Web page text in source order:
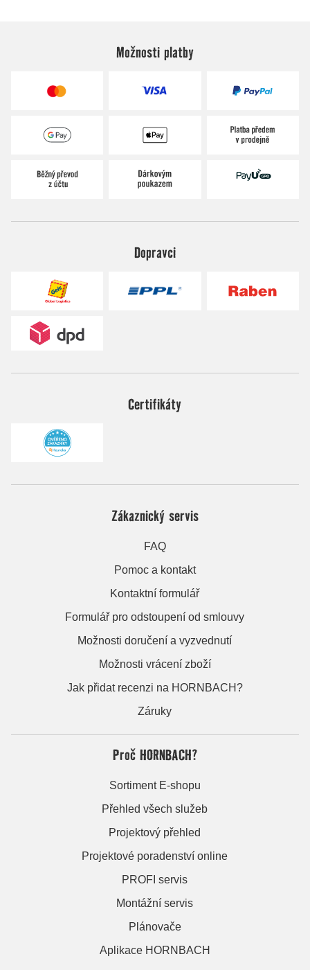
Možnosti platby
Dopravci
Certifikáty
Zákaznický servis
FAQ
Pomoc a kontakt
Kontaktní formulář
Formulář pro odstoupení od smlouvy
Možnosti doručení a vyzvednutí
Možnosti vrácení zboží
Jak přidat recenzi na HORNBACH?
Záruky
Proč HORNBACH?
Sortiment E-shopu
Přehled všech služeb
Projektový přehled
Projektové poradenství online
PROFI servis
Montážní servis
Plánovače
Aplikace HORNBACH